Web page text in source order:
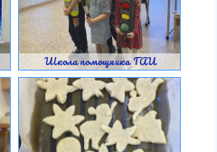
Школа помощника ГАИ